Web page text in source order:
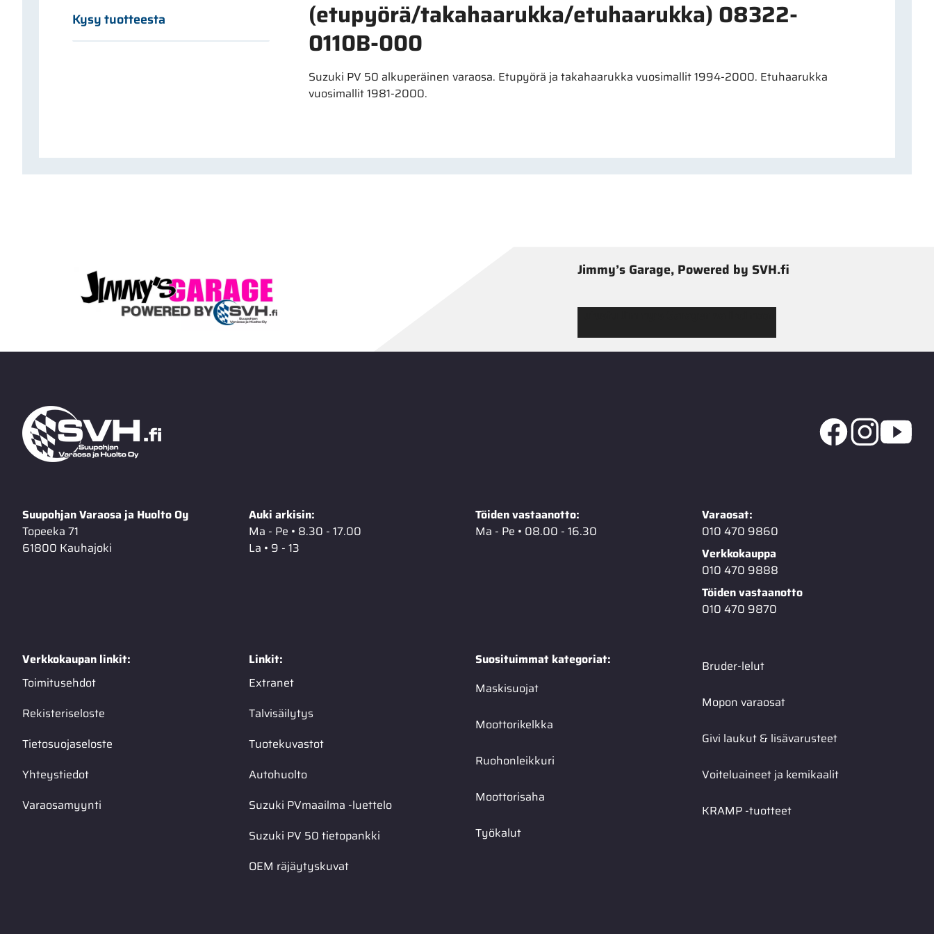
Kysy tuotteesta
(etupyörä/takahaarukka/etuhaarukka) 08322-
0110B-000
Suzuki PV 50 alkuperäinen varaosa. Etupyörä ja takahaarukka vuosimallit 1994-2000. Etuhaarukka
vuosimallit 1981-2000.
Jimmy’s Garage, Powered by SVH.fi
Suupohjan Varaosa ja Huolto Oy
Topeeka 71
61800 Kauhajoki
Auki arkisin:
Ma - Pe • 8.30 - 17.00
La • 9 - 13
Töiden vastaanotto:
Ma - Pe • 08.00 - 16.30
Varaosat:
010 470 9860
Verkkokauppa
010 470 9888
Töiden vastaanotto
010 470 9870
Verkkokaupan linkit:
Toimitusehdot
Rekisteriseloste
Tietosuojaseloste
Yhteystiedot
Varaosamyynti
Linkit:
Extranet
Talvisäilytys
Tuotekuvastot
Autohuolto
Suzuki PVmaailma -luettelo
Suzuki PV 50 tietopankki
OEM räjäytyskuvat
Suosituimmat kategoriat:
Maskisuojat
Moottorikelkka
Ruohonleikkuri
Moottorisaha
Työkalut
Bruder-lelut
Mopon varaosat
Givi laukut & lisävarusteet
Voiteluaineet ja kemikaalit
KRAMP -tuotteet